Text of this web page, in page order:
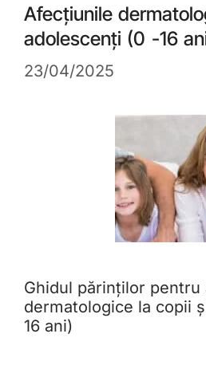
Afecțiunile
adolescenți (0 -16
23/04/2025
Ghidul părinților pentru
dermatologice la copii
16 ani)